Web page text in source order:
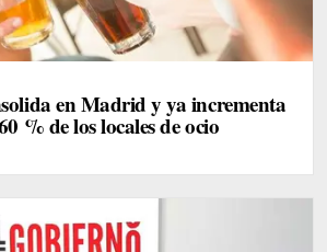
en Madrid y ya incrementa
% de los locales de ocio